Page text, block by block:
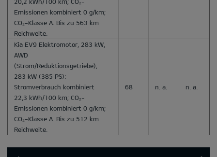
20,2 kWh/100 km; CO₂-
Emissionen kombiniert 0 g/km;
CO₂-Klasse A. Bis zu 563 km
Reichweite.
Kia EV9 Elektromotor, 283 kW,
AWD
(Strom/Reduktionsgetriebe);
283 kW (385 PS):
Stromverbrauch kombiniert
22,3 kWh/100 km; CO₂-
Emissionen kombiniert 0 g/km;
CO₂-Klasse A. Bis zu 512 km
Reichweite.
68 n. a. n. a.